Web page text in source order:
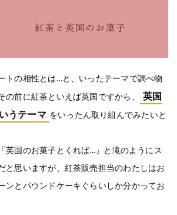
トの相性とは…と、いったテーマで調べ物
の前に紅茶といえば英国ですから、
英国
うテーマ をいったん取り組んでみたいと
英国のお菓子とくれば...」と滝のようにス
と思いますが、紅茶販売担当のわたしはお
ンとパウンドケーキぐらいしか分かってお